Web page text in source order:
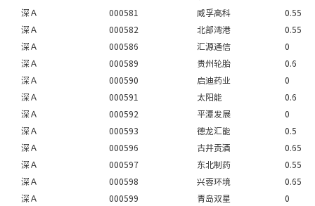
深Ａ
000581 威孚高科
0.55
深Ａ
000582 北部湾港
0.55
深Ａ
000586 汇源通信
0
深Ａ
000589 贵州轮胎
0.6
深Ａ
000590 启迪药业
0
深Ａ
000591 太阳能
0.6
深Ａ
000592 平潭发展
0
深Ａ
000593 德龙汇能
0.5
深Ａ
000596 古井贡酒
0.65
深Ａ
000597 东北制药
0.55
深Ａ
000598 兴蓉环境
0.65
深Ａ
000599 青岛双星
0